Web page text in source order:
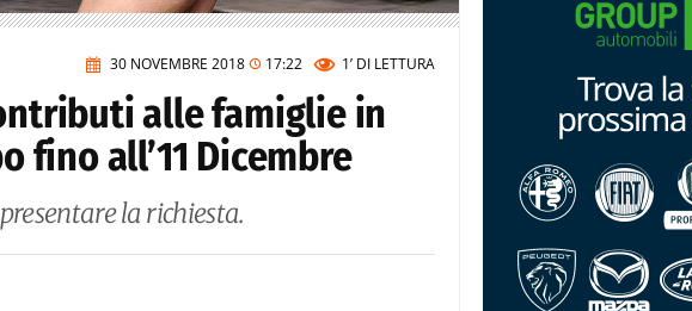
30 NOVEMBRE 2018 17:22 1’ DI LETTURA
alle famiglie in
fino all’11 Dicembre
la richiesta.